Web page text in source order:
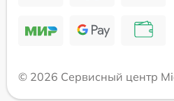
© 2026 Сервисный центр